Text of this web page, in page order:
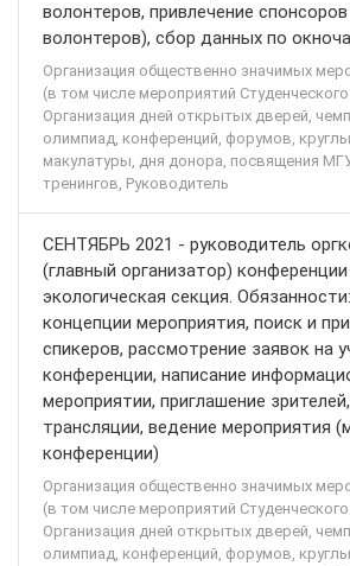
волонтеров, привлечение
волонтеров), сбор данных по
Организация общественно значимых
(в том числе мероприятий
Организация дней открытых дверей,
олимпиад, конференций, форумов,
макулатуры, дня донора, посвящения
тренингов, Руководитель
СЕНТЯБРЬ 2021 - руководитель
(главный организатор)
экологическая секция.
концепции мероприятия, поиск и
спикеров, рассмотрение заявок на
конференции, написание
мероприятии, приглашение
трансляции, ведение мероприятия
конференции)
Организация общественно значимых
(в том числе мероприятий
Организация дней открытых дверей,
олимпиад, конференций, форумов,